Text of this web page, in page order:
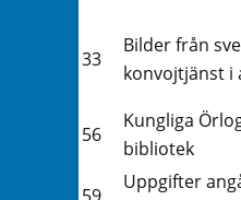
33
Bilder från
konvojtjänst i
56
Kungliga
bibliotek
Uppgifter